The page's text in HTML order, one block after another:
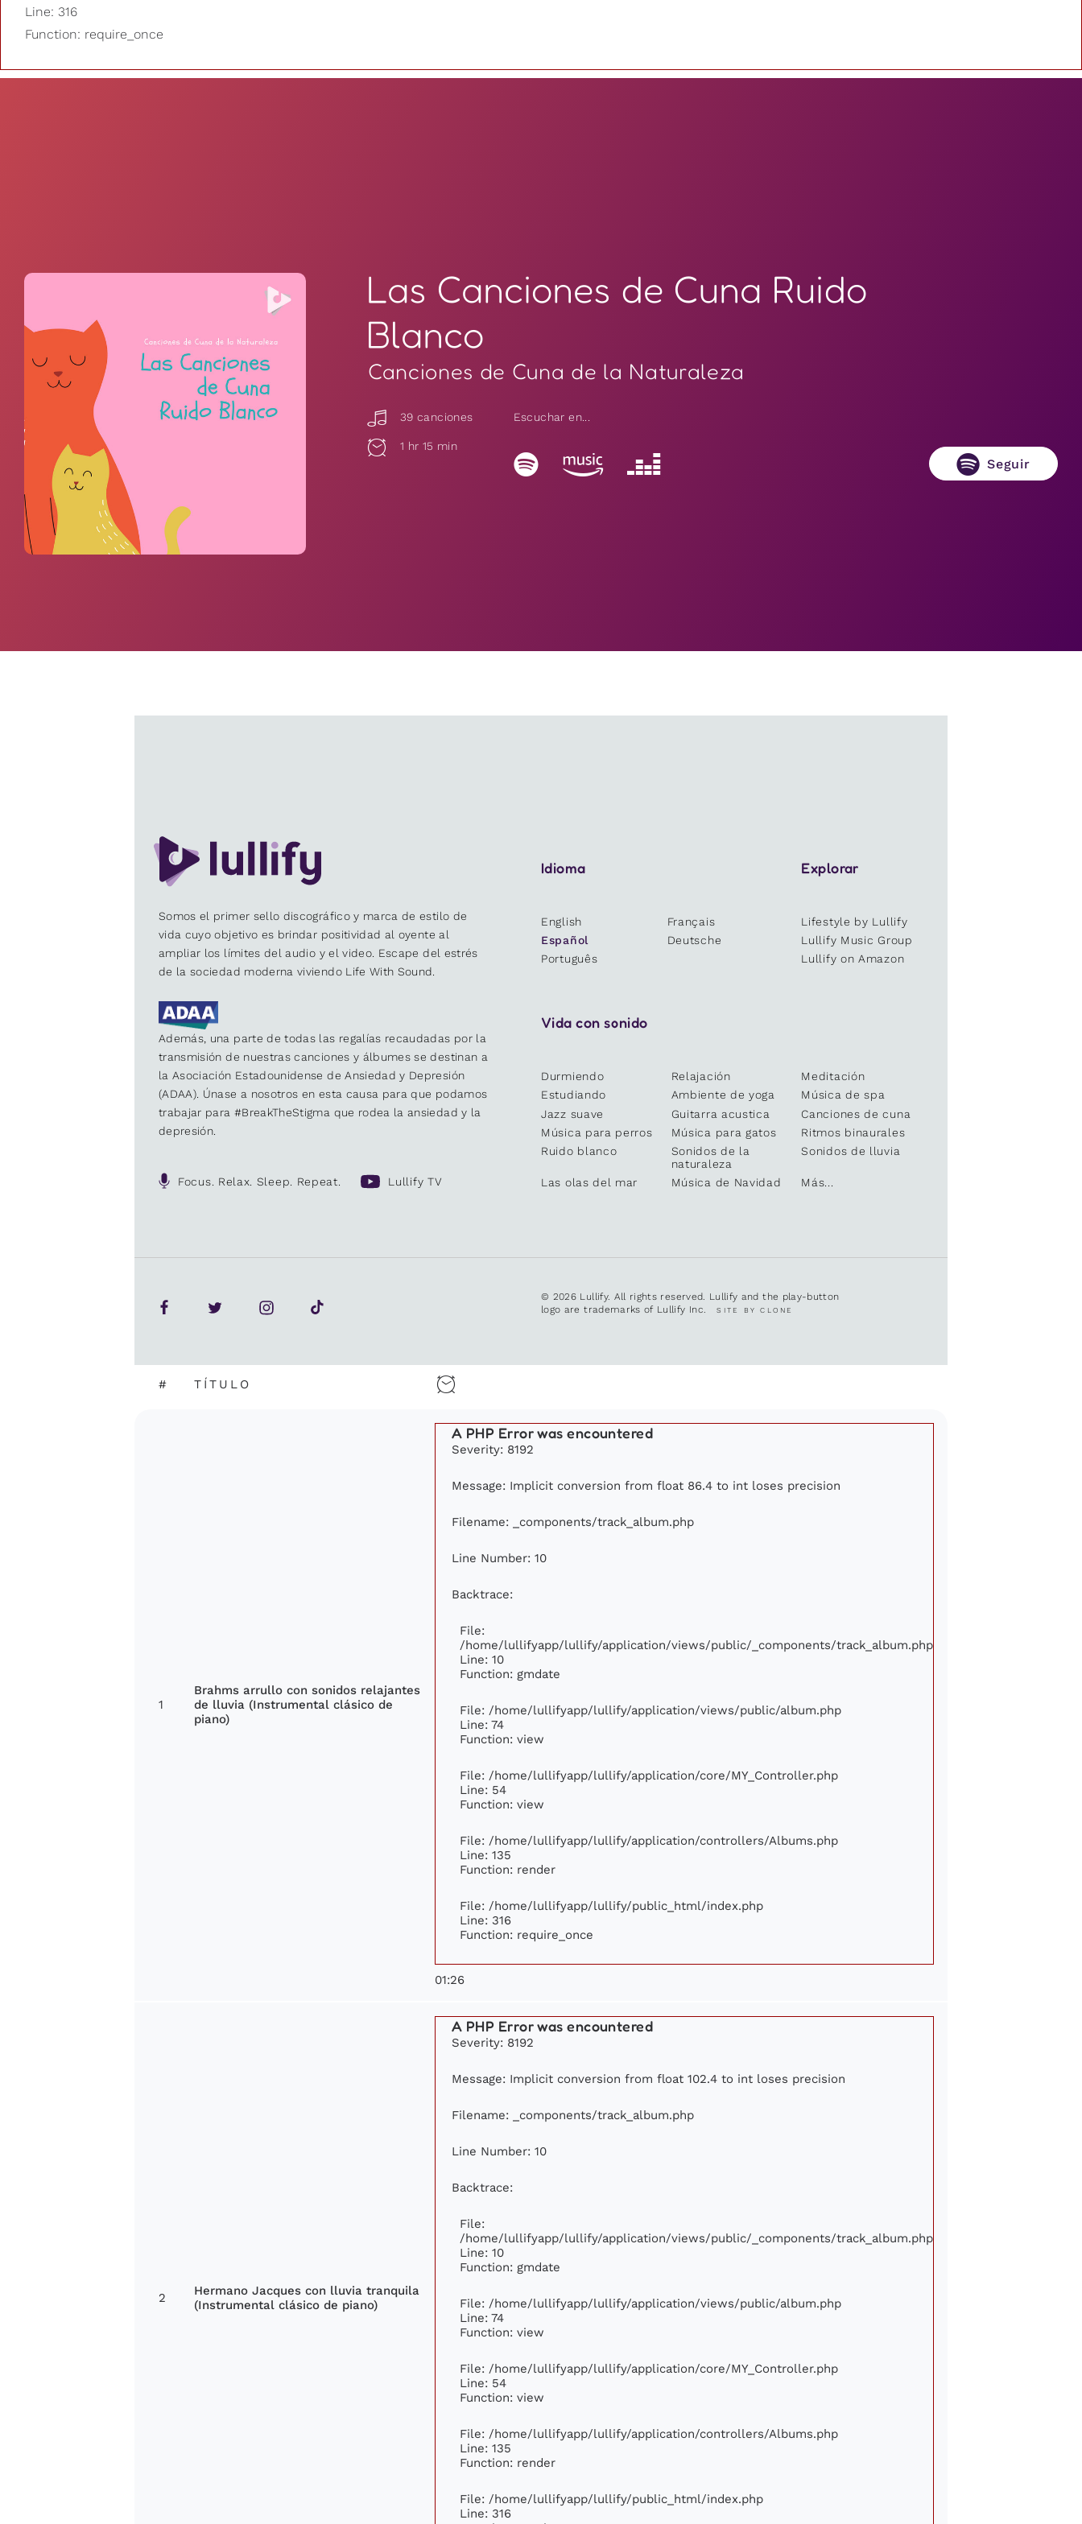
Line: 316
Function: require_once
Las Canciones de Cuna Ruido
Blanco
Canciones de Cuna de la Naturaleza
39 canciones
1 hr 15 min
Escuchar en...
Seguir
Somos el primer sello discográfico y marca de estilo de
vida cuyo objetivo es brindar positividad al oyente al
ampliar los límites del audio y el video. Escape del estrés
de la sociedad moderna viviendo Life With Sound.
Además, una parte de todas las regalías recaudadas por la
transmisión de nuestras canciones y álbumes se destinan a
la Asociación Estadounidense de Ansiedad y Depresión
(ADAA). Únase a nosotros en esta causa para que podamos
trabajar para #BreakTheStigma que rodea la ansiedad y la
depresión.
Focus. Relax. Sleep. Repeat. Lullify TV
Idioma
English
Français
Español
Deutsche
Português
Explorar
Lifestyle by Lullify
Lullify Music Group
Lullify on Amazon
Vida con sonido
Durmiendo Relajación
Meditación
Estudiando
Ambiente de yoga
Música de spa
Jazz suave
Guitarra acustica
Canciones de cuna
Música para perros
Música para gatos
Ritmos binaurales
Ruido blanco
Sonidos de la
naturaleza
Sonidos de lluvia
Las olas del mar Música de Navidad Más...
© 2026 Lullify. All rights reserved. Lullify and the play-button
logo are trademarks of Lullify Inc.SITE BY CLONE
# TÍTULO
1
Brahms arrullo con sonidos relajantes
de lluvia (Instrumental clásico de
piano)
A PHP Error was encountered
Severity: 8192
Message: Implicit conversion from float 86.4 to int loses precision
Filename: _components/track_album.php
Line Number: 10
Backtrace:
File:
/home/lullifyapp/lullify/application/views/public/_components/track_album.php
Line: 10
Function: gmdate
File: /home/lullifyapp/lullify/application/views/public/album.php
Line: 74
Function: view
File: /home/lullifyapp/lullify/application/core/MY_Controller.php
Line: 54
Function: view
File: /home/lullifyapp/lullify/application/controllers/Albums.php
Line: 135
Function: render
File: /home/lullifyapp/lullify/public_html/index.php
Line: 316
Function: require_once
01:26
2
Hermano Jacques con lluvia tranquila
(Instrumental clásico de piano)
A PHP Error was encountered
Severity: 8192
Message: Implicit conversion from float 102.4 to int loses precision
Filename: _components/track_album.php
Line Number: 10
Backtrace:
File:
/home/lullifyapp/lullify/application/views/public/_components/track_album.php
Line: 10
Function: gmdate
File: /home/lullifyapp/lullify/application/views/public/album.php
Line: 74
Function: view
File: /home/lullifyapp/lullify/application/core/MY_Controller.php
Line: 54
Function: view
File: /home/lullifyapp/lullify/application/controllers/Albums.php
Line: 135
Function: render
File: /home/lullifyapp/lullify/public_html/index.php
Line: 316